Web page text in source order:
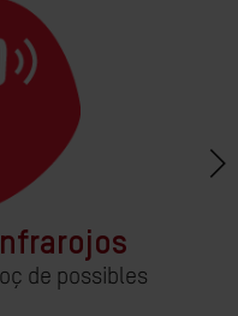
de possibles